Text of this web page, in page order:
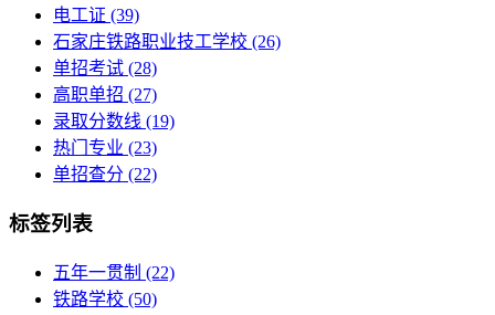
电工证 (39)
石家庄铁路职业技工学校 (26)
单招考试 (28)
高职单招 (27)
录取分数线 (19)
热门专业 (23)
单招查分 (22)
标签列表
五年一贯制 (22)
铁路学校 (50)